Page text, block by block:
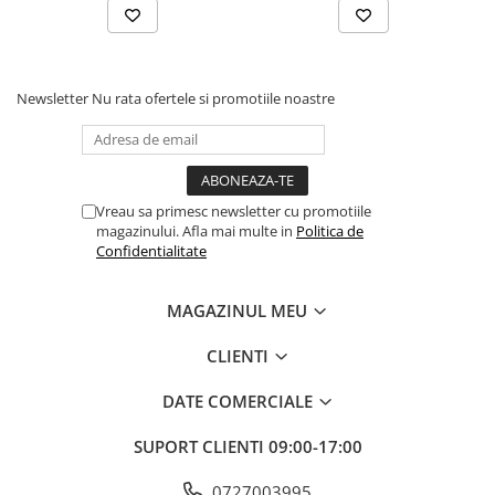
Baloane si Accesorii Halloween
Confetti
Costume si Deghizare
Fete Masa si Perdele Franjurate
Pompe Baloane
Seturi si Arcade Baloane
Articole Craciun Bucatarie
Descriere produs:
Newsletter Nu rata ofertele si promotiile noastre
Vreau sa primesc newsletter cu promotiile
magazinului. Afla mai multe in Politica de
Confidentialitate
MAGAZINUL MEU
CLIENTI
DATE COMERCIALE
SUPORT CLIENTI 09:00-17:00